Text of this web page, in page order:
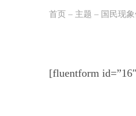
首页 – 主题 – 国民现
[fluentform